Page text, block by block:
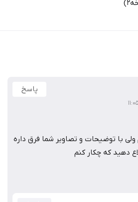
و تصاویر شما فرق داره
که چکار کنم